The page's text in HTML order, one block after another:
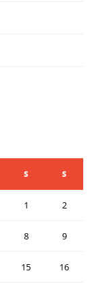
S S
1 2
8 9
15 16